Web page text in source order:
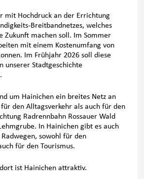
mit Hochdruck an der Errichtung
Breitbandnetzes, welches
Zukunft machen soll. Im Sommer
mit einem Kostenumfang von
Im Frühjahr 2026 soll diese
unserer Stadtgeschichte
um Hainichen ein breites Netz an
für den Alltagsverkehr als auch für den
Radrennbahn Rossauer Wald
In Hainichen gibt es auch
sowohl für den
für den Tourismus.
ist Hainichen attraktiv.